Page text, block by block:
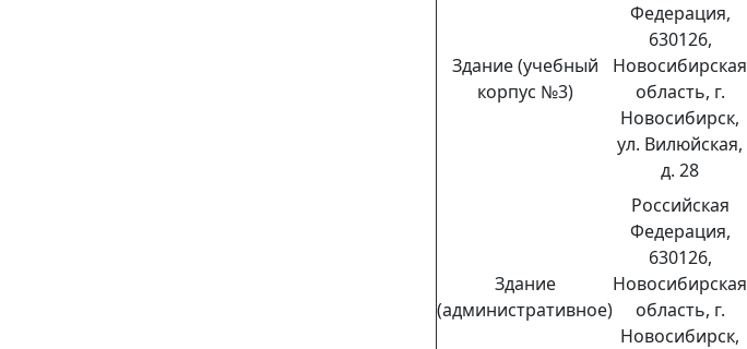
Здание (учебный
корпус №3)
Федерация,
630126,
Новосибирская
область, г.
Новосибирск,
ул. Вилюйская,
д. 28
Здание
(административное)
Российская
Федерация,
630126,
Новосибирская
область, г.
Новосибирск,